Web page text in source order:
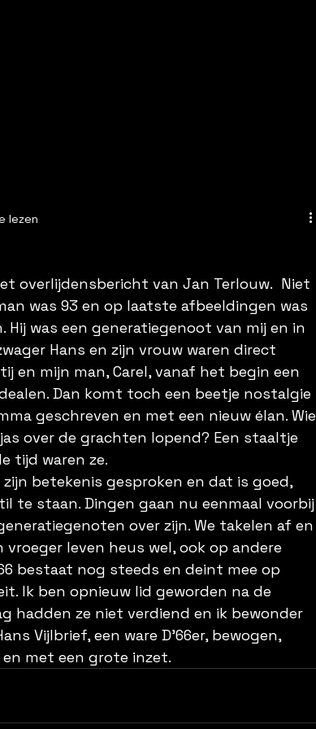
lezen
overlijdensbericht van Jan Terlouw.  Niet
was 93 en op laatste afbeeldingen was
was een generatiegenoot van mij en in
Hans en zijn vrouw waren direct
en mijn man, Carel, vanaf het begin een
Dan komt toch een beetje nostalgie
geschreven en met een nieuw élan. Wie
over de grachten lopend? Een staaltje
tijd waren ze.
betekenis gesproken en dat is goed,
te staan. Dingen gaan nu eenmaal voorbij
over zijn. We takelen af en
leven heus wel, ook op andere
bestaat nog steeds en deint mee op
Ik ben opnieuw lid geworden na de
hadden ze niet verdiend en ik bewonder
Vijlbrief, een ware D’66er, bewogen,
met een grote inzet.